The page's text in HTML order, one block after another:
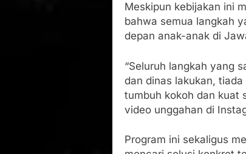
Meskipun kebijakan ini
bahwa semua langkah
depan anak-anak di
“Seluruh langkah yang
dan dinas lakukan,
tumbuh kokoh dan kuat
video unggahan di
Program ini sekaligus